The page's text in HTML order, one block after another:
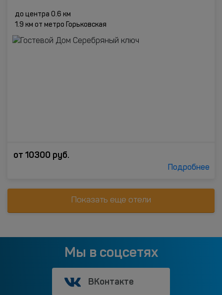
до центра 0.6 км
1.9 км от метро Горьковская
от 10300 руб.
Подробнее
Показать еще отели
Мы в соцсетях
ВКонтакте